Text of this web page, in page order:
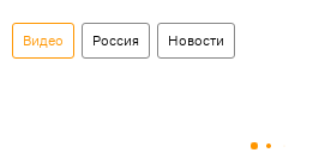
Видео Россия Новости